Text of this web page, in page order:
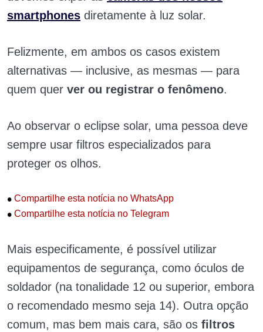
smartphones diretamente à luz solar.
Felizmente, em ambos os casos existem
alternativas — inclusive, as mesmas — para
quem quer ver ou registrar o fenômeno.
Ao observar o eclipse solar, uma pessoa deve
sempre usar filtros especializados para
proteger os olhos.
• Compartilhe esta notícia no WhatsApp
• Compartilhe esta notícia no Telegram
Mais especificamente, é possível utilizar
equipamentos de segurança, como óculos de
soldador (na tonalidade 12 ou superior, embora
o recomendado mesmo seja 14). Outra opção
comum, mas bem mais cara, são os filtros